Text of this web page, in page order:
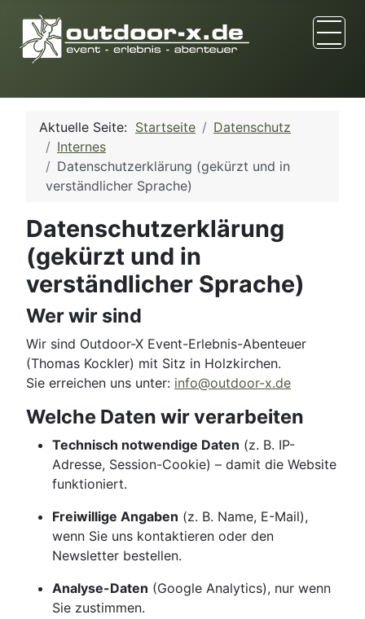
Aktuelle Seite: Startseite
Datenschutz
Internes
Datenschutzerklärung (gekürzt und in
verständlicher Sprache)
Datenschutzerklärung
(gekürzt und in
verständlicher Sprache)
Wer wir sind
Wir sind Outdoor-X Event-Erlebnis-Abenteuer
(Thomas Kockler) mit Sitz in Holzkirchen.
Sie erreichen uns unter: info@outdoor-x.de
Welche Daten wir verarbeiten
Technisch notwendige Daten (z. B. IP-
Adresse, Session-Cookie) – damit die Website
funktioniert.
Freiwillige Angaben (z. B. Name, E-Mail),
wenn Sie uns kontaktieren oder den
Newsletter bestellen.
Analyse-Daten (Google Analytics), nur wenn
Sie zustimmen.